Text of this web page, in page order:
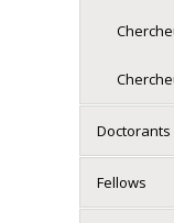
Fellows